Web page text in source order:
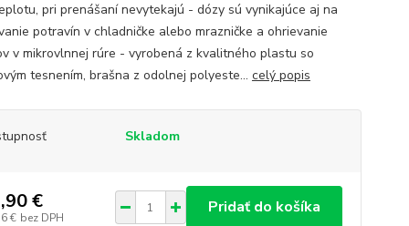
pri prenášaní nevytekajú - dózy sú vynikajúce aj na
potravín v chladničke alebo mrazničke a ohrievanie
v mikrovlnnej rúre - vyrobená z kvalitného plastu so
tesnením, brašna z odolnej polyeste... celý popis
Skladom
€
€ bez DPH
Pridať do košíka